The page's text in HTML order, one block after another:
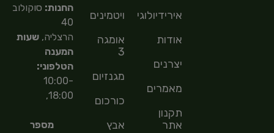
אירידיולוגיה
אודות
יצרנים
מאמרים
תקנון
אתר
ויטמינים
אומגה
3
מגנזיום
כורכום
אבץ
החנות: סוקולוב
40
הרצליה,שעות
המענה
הטלפוני:
10:00-
18:00,
מספר